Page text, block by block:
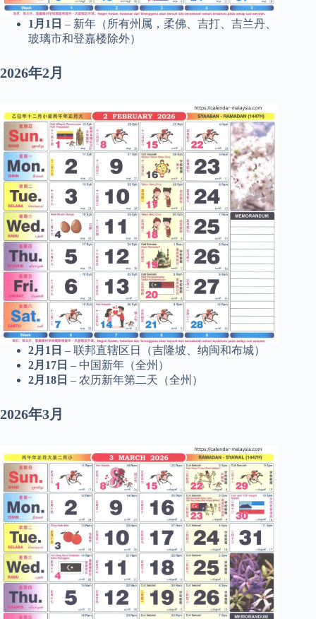
1月1日 – 新年（所有州属，柔佛、吉打、吉兰丹、
玻璃市和登嘉楼除外）
2026年2月
2月1日 – 联邦直辖区日（吉隆坡、纳闽和布城）
2月17日 – 中国新年（全州）
2月18日 – 农历新年第二天（全州）
2026年3月